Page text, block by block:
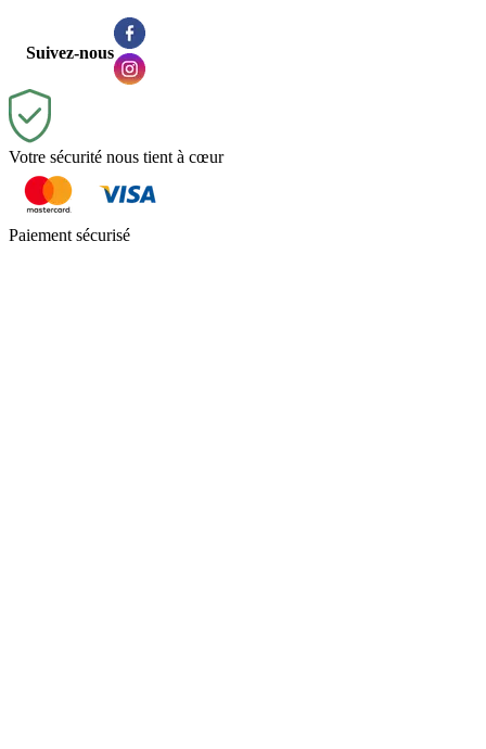
Suivez-nous
Votre sécurité nous tient à cœur
Paiement sécurisé